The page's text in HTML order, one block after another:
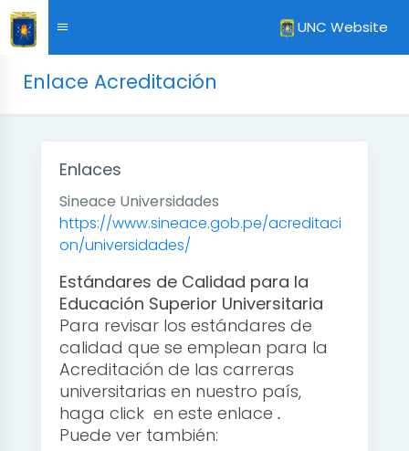
UNC Website
Enlace Acreditación
Enlaces
Sineace Universidades
https://www.sineace.gob.pe/acreditaci
on/universidades/
Estándares de Calidad para la
Educación Superior Universitaria
Para revisar los estándares de
calidad que se emplean para la
Acreditación de las carreras
universitarias en nuestro país,
haga click en este enlace .
Puede ver también: